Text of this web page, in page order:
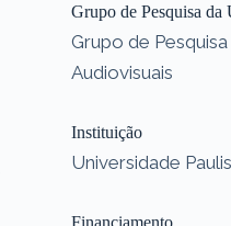
Grupo de Pesquisa
Grupo de
Audiovisuais
Instituição
Universidade
Financiamento